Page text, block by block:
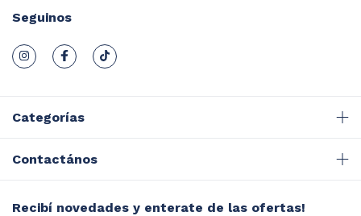
Seguinos
Categorías
Contactános
Recibí novedades y enterate de las ofertas!